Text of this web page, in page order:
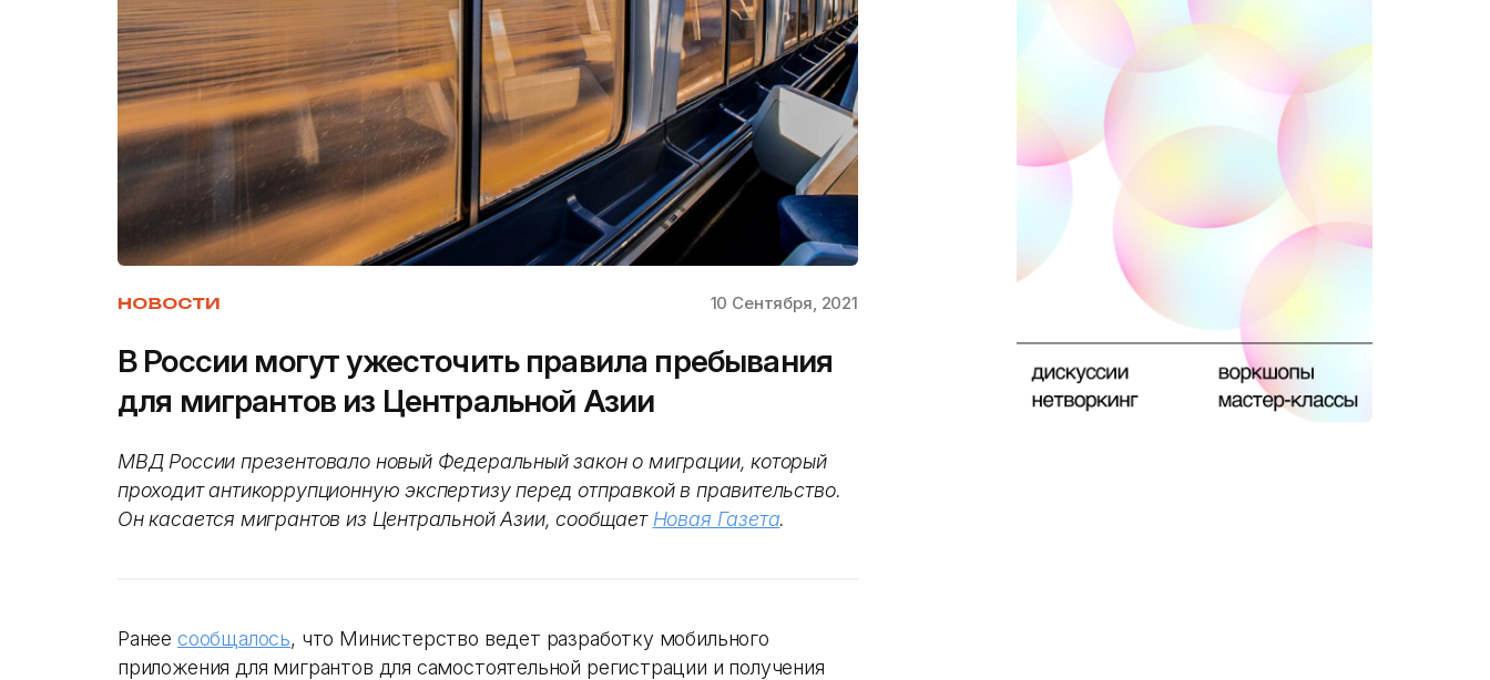
НОВОСТИ 10 Сентября, 2021
В России могут ужесточить правила пребывания
для мигрантов из Центральной Азии
МВД России презентовало новый Федеральный закон о миграции, который
проходит антикоррупционную экспертизу перед отправкой в правительство.
Он касается мигрантов из Центральной Азии, сообщает Новая Газета.
Ранее сообщалось, что Министерство ведет разработку мобильного
приложения для мигрантов для самостоятельной регистрации и получения